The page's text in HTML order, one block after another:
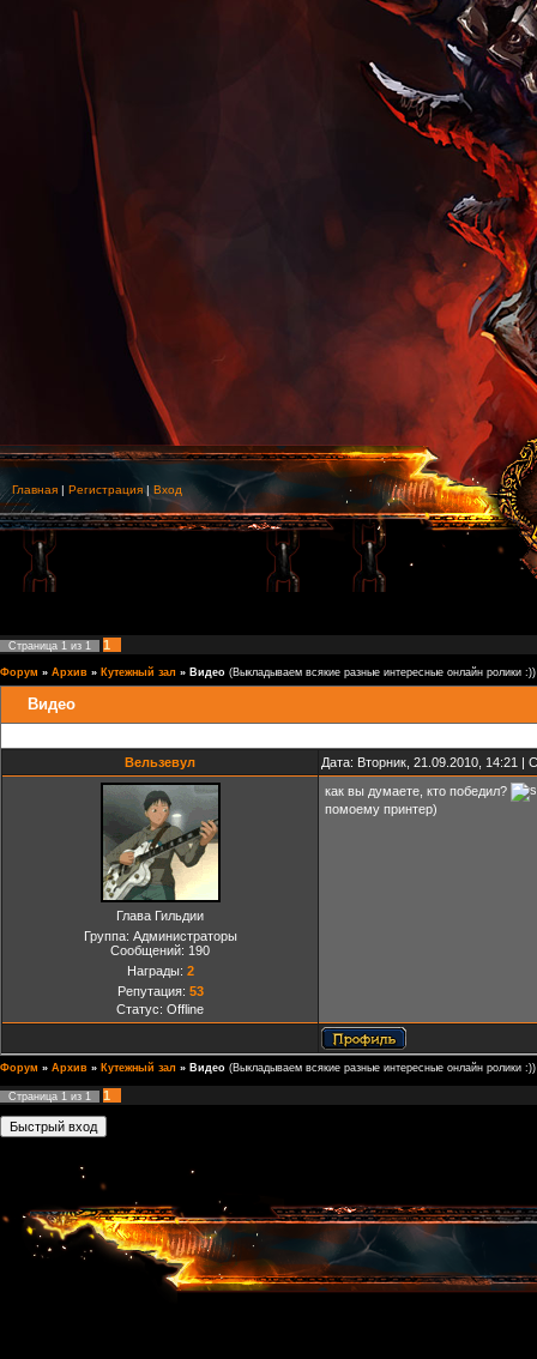
Главная | Регистрация | Вход
Страница 1 из 1 1
Форум » Архив » Кутежный зал » Видео (Выкладываем всякие разные интересные онлайн ролики :))
Видео
Вельзевул Дата: Вторник, 21.09.2010, 14:21 |
Глава Гильдии
Группа: Администраторы
Сообщений: 190
Награды: 2
Репутация: 53
Статус: Offline
как вы думаете, кто победил?
помоему принтер)
Форум » Архив » Кутежный зал » Видео (Выкладываем всякие разные интересные онлайн ролики :))
Страница 1 из 1 1